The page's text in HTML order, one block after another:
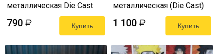
металлическая Die Cast
модель Takara Tomy -
Nissan Skyline GT-R BNR34
790 ₽ Купить
металлическая (Die Cast)
модель Takara Tomy -
Nissan Fairlady Z, 1:64
1 100 ₽ Купить